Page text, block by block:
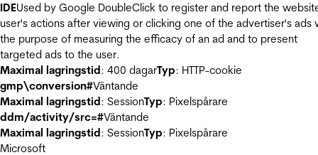
IDEUsed by Google DoubleClick to register and report the
user's actions after viewing or clicking one of the advertiser's ads
the purpose of measuring the efficacy of an ad and to present
targeted ads to the user.
Maximal lagringstid: 400 dagarTyp: HTTP-cookie
gmp\conversion#Väntande
Maximal lagringstid: SessionTyp: Pixelspårare
ddm/activity/src=#Väntande
Maximal lagringstid: SessionTyp: Pixelspårare
Microsoft